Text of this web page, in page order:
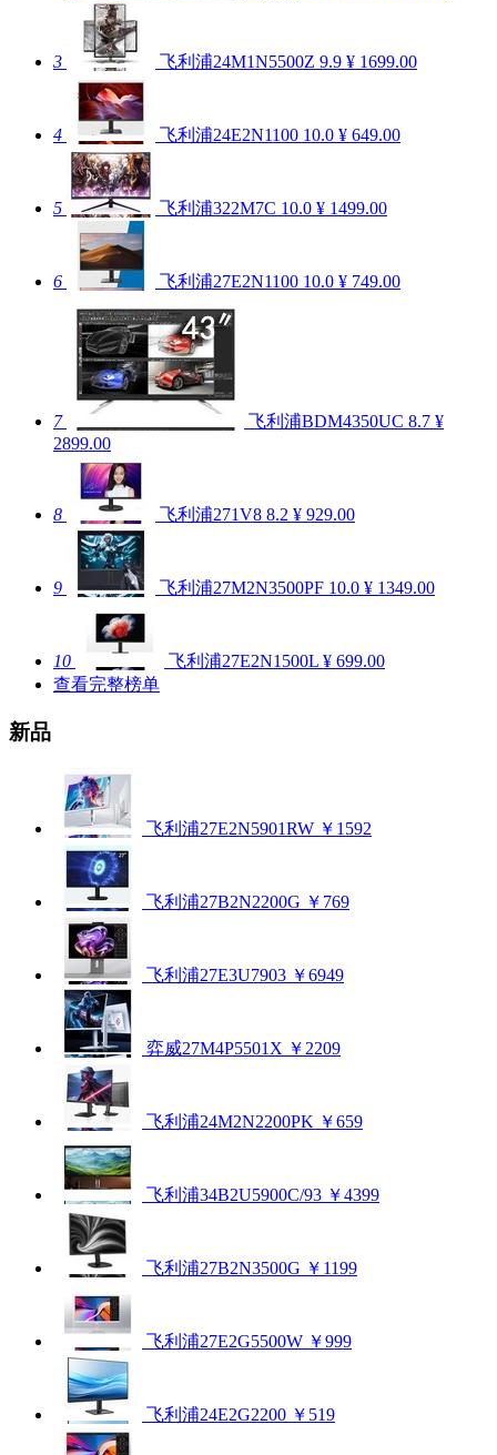
3 飞利浦24M1N5500Z 9.9 ¥ 1699.00
4 飞利浦24E2N1100 10.0 ¥ 649.00
5 飞利浦322M7C 10.0 ¥ 1499.00
6 飞利浦27E2N1100 10.0 ¥ 749.00
7 飞利浦BDM4350UC 8.7 ¥
2899.00
8 飞利浦271V8 8.2 ¥ 929.00
9 飞利浦27M2N3500PF 10.0 ¥ 1349.00
10 飞利浦27E2N1500L ¥ 699.00
查看完整榜单
新品
飞利浦27E2N5901RW ￥1592
飞利浦27B2N2200G ￥769
飞利浦27E3U7903 ￥6949
弈威27M4P5501X ￥2209
飞利浦24M2N2200PK ￥659
飞利浦34B2U5900C/93 ￥4399
飞利浦27B2N3500G ￥1199
飞利浦27E2G5500W ￥999
飞利浦24E2G2200 ￥519